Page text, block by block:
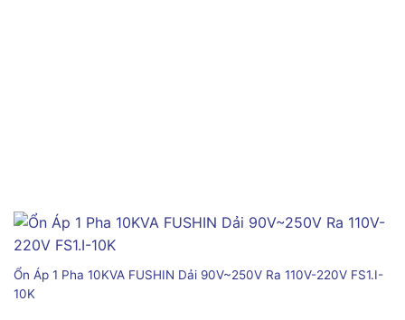
Ổn Áp 1 Pha 10KVA FUSHIN Dải 90V~250V Ra 110V-220V FS1.I-
10K